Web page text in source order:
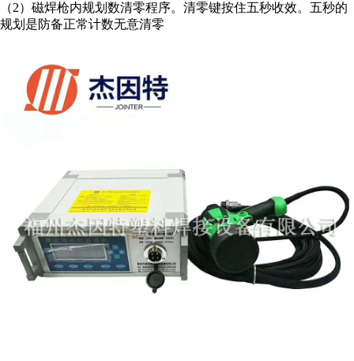
（2）磁焊枪内规划数清零程序。清零键按住五秒收效。五秒的
规划是防备正常计数无意清零